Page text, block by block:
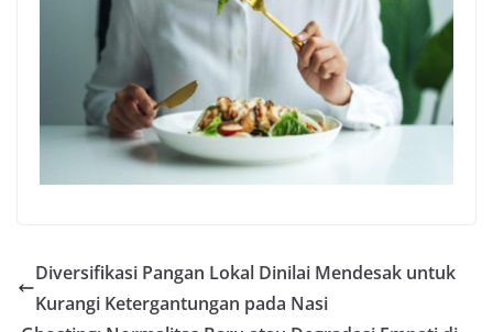
Diversifikasi Pangan Lokal Dinilai Mendesak untuk
Kurangi Ketergantungan pada Nasi